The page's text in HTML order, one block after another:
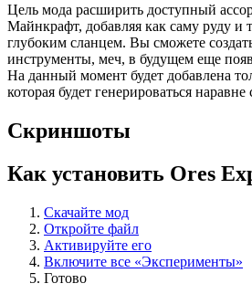
Цель мода расширить доступный
Майнкрафт, добавляя как саму руду и
глубоким сланцем. Вы сможете
инструменты, меч, в будущем еще
На данный момент будет добавлена
которая будет генерироваться
Скриншоты
Как установить Ores
Скачайте мод
Откройте файл
Активируйте его
Включите все «Эксперименты»
Готово